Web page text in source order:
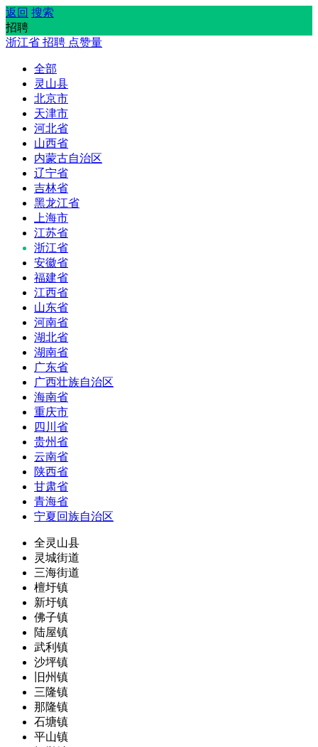
返回 搜索
招聘
浙江省 招聘 点赞量
全部
灵山县
北京市
天津市
河北省
山西省
内蒙古自治区
辽宁省
吉林省
黑龙江省
上海市
江苏省
浙江省
安徽省
福建省
江西省
山东省
河南省
湖北省
湖南省
广东省
广西壮族自治区
海南省
重庆市
四川省
贵州省
云南省
陕西省
甘肃省
青海省
宁夏回族自治区
全灵山县
灵城街道
三海街道
檀圩镇
新圩镇
佛子镇
陆屋镇
武利镇
沙坪镇
旧州镇
三隆镇
那隆镇
石塘镇
平山镇